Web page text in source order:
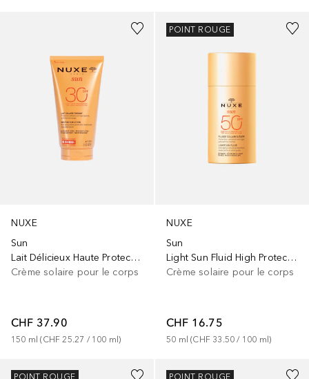
NUXE
Sun
Lait Délicieux Haute Protection SPF30
Crème solaire pour le corps
CHF 37.90
150 ml (CHF 25.27 / 100 ml)
NUXE
Sun
Light Sun Fluid High Protection
Crème solaire pour le corps
CHF 16.75
50 ml (CHF 33.50 / 100 ml)
POINT ROUGE
POINT ROUGE POINT ROUGE